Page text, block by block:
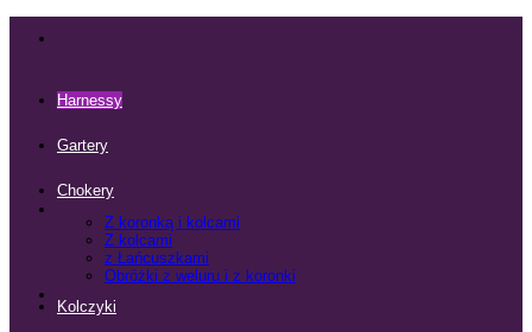
Harnessy
Gartery
Chokery
Z koronką i kolcami
Z kolcami
z Łańcuszkami
Obróżki z weluru i z koronki
Kolczyki